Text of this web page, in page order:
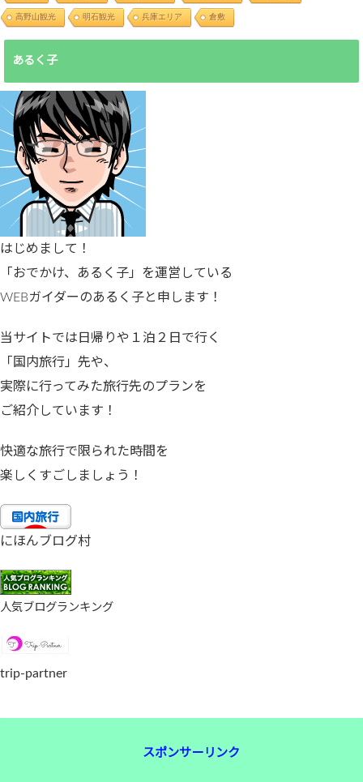
高野山観光 明石観光 兵庫エリア 倉敷
あるく子
はじめまして！
「おでかけ、あるく子」を運営している
WEBガイダーのあるく子と申します！
当サイトでは日帰りや１泊２日で行く
「国内旅行」先や、
実際に行ってみた旅行先のプランを
ご紹介しています！
快適な旅行で限られた時間を
楽しくすごしましょう！
にほんブログ村
人気ブログランキング
trip-partner
スポンサーリンク